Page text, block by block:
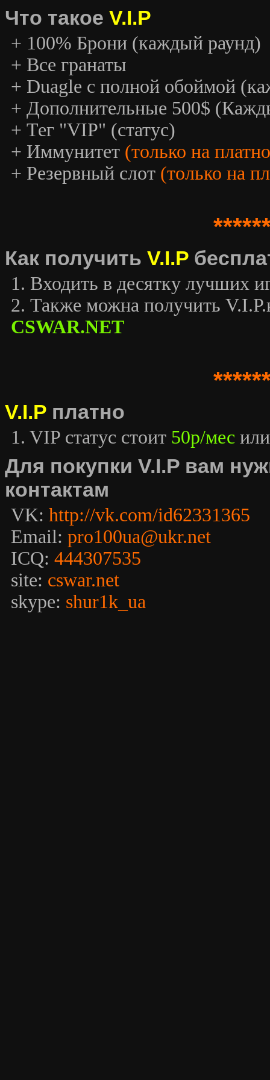
Что такое V.I.P
+ 100% Брони (каждый раунд)
+ Все гранаты
+ Duagle с полной обоймой
+ Дополнительные 500$
+ Тег "VIP" (статус)
+ Иммунитет (только на
+ Резервный слот (только на
Как получить V.I.P
1. Входить в десятку лучших
2. Также можна получить
CSWAR.NET
V.I.P платно
1. VIP статус стоит 50р/мес
Для покупки V.I.P вам
контактам
VK: http://vk.com/id62331365
Email: pro100ua@ukr.net
ICQ: 444307535
site: cswar.net
skype: shur1k_ua